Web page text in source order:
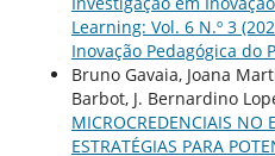
Learning: Vol. 6 N.º 3
Inovação Pedagógica do
Bruno Gavaia, Joana
Barbot, J. Bernardino
MICROCREDENCIAIS NO
ESTRATÉGIAS PARA